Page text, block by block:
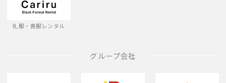
礼服・喪服レンタル
グループ会社